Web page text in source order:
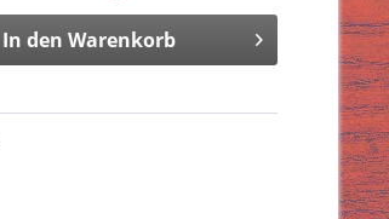
In den Warenkorb